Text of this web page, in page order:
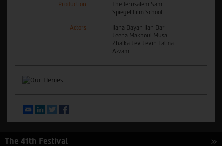
Production
The Jerusalem Sam
Spiegel Film School
Actors
Ilana Dayan Ilan Dar
Leena Makhoul Musa
Zhalka Lev Levin Fatma
Azzam
EmailLinkedInTwitter
The 41th Festival